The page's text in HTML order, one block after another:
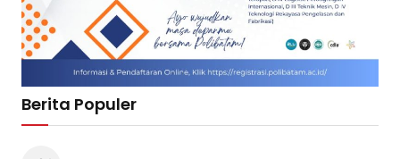
Berita Populer